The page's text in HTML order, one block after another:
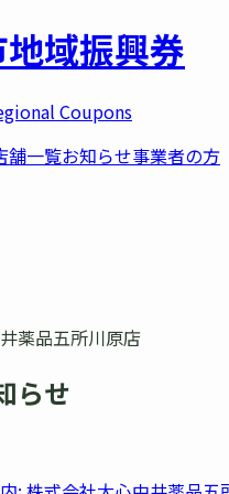
地域振興券
Coupons
舗一覧お知らせ事業者の方
薬品五所川原店
らせ